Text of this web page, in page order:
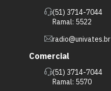
(51) 3714-7044
Ramal: 5522
radio@univates.br
Comercial
(51) 3714-7044
Ramal: 5570